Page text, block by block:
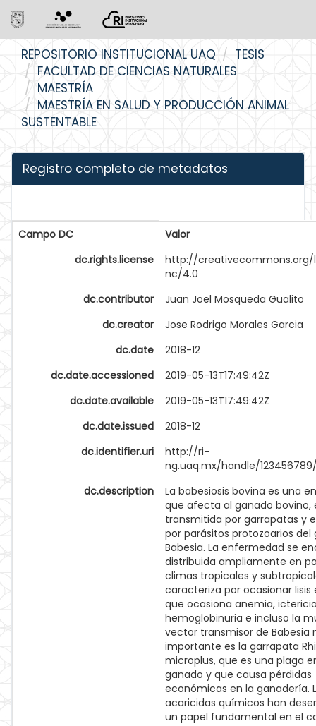
navigation
REPOSITORIO INSTITUCIONAL UAQ
TESIS
FACULTAD DE CIENCIAS NATURALES
MAESTRÍA
MAESTRÍA EN SALUD Y PRODUCCIÓN ANIMAL
SUSTENTABLE
Registro completo de metadatos
Campo DC
Valor
dc.rights.license
http://
nc/4.0
dc.contributor
Juan Joel Mosqueda Gualito
dc.creator
Jose Rodrigo Morales Garcia
dc.date
2018-12
dc.date.accessioned
2019-05-13T17:49:42Z
dc.date.available
2019-05-13T17:49:42Z
dc.date.issued
2018-12
dc.identifier.uri
http://ri-
ng.uaq.mx/handle/123456789/
dc.description
La babesiosis bovina es una
que afecta al ganado bovino,
transmitida por garrapatas y
por parásitos protozoarios del
Babesia. La enfermedad se
distribuida ampliamente en
climas tropicales y
caracteriza por ocasionar
que ocasiona anemia,
hemoglobinuria e incluso la
vector transmisor de Babesia
importante es la garrapata
microplus, que es una plaga
ganado y que causa pérdidas
económicas en la ganadería.
acaricidas químicos han
un papel fundamental en el